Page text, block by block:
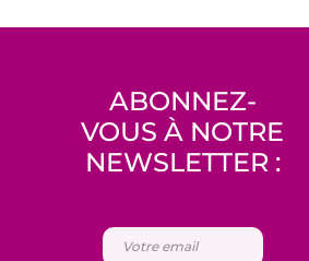
ABONNEZ-
VOUS À NOTRE
NEWSLETTER :